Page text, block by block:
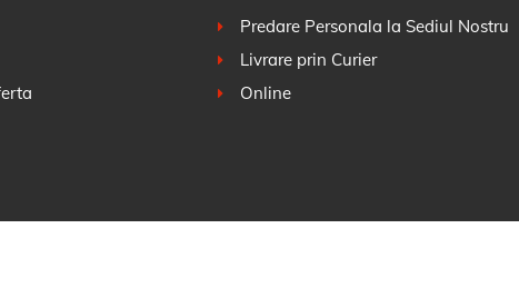
Predare Personala la Sediul Nostru
Livrare prin Curier
Online